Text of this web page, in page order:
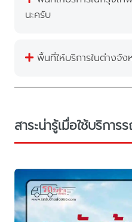
นะครับ
พื้นที่ให้บริการในต่างจั
สาระน่ารู้เมื่อใช้บริกา